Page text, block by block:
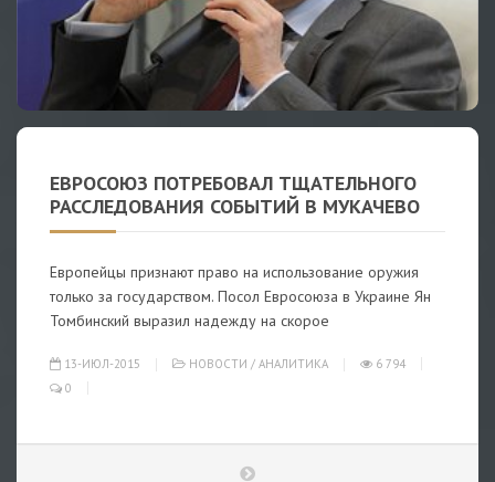
ЕВРОСОЮЗ ПОТРЕБОВАЛ ТЩАТЕЛЬНОГО
РАССЛЕДОВАНИЯ СОБЫТИЙ В МУКАЧЕВО
Европейцы признают право на использование оружия
только за государством. Посол Евросоюза в Украине Ян
Томбинский выразил надежду на скорое
13-ИЮЛ-2015 НОВОСТИ / АНАЛИТИКА
6 794
0